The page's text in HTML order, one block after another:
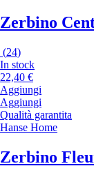
Zerbino
(24)
In stock
22,40 €
Aggiungi
Aggiungi
Qualità garantita
Hanse Home
Zerbino